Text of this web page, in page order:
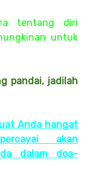
tentang diri
untuk
pandai, jadilah
Anda hangat
akan
dalam doa-